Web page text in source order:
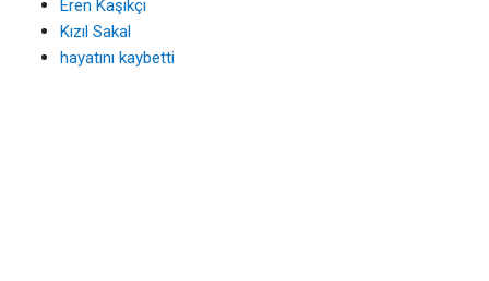
Eren Kaşıkçı
Kızıl Sakal
hayatını kaybetti